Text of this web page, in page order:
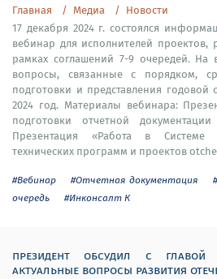
Главная Медиа
Новости
17 декабря 2024 г. состоялся
вебинар для исполнителей проектов,
рамках соглашений 7-9 очередей.
вопросы, связанные с порядком,
подготовки и представления годовой
2024 год. Материалы вебинара:
подготовки отчетной
Презентация «Работа в Системе
технических программ и проектов
#Вебинар #Отчетная документация
очередь
#Инконсалт К
президент обсудил с главой
актуальные вопросы развития